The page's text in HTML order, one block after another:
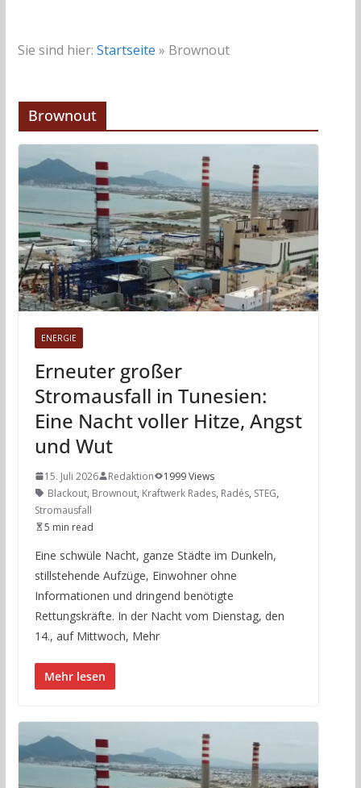
Sie sind hier: Startseite » Brownout
Brownout
ENERGIE
Erneuter großer
Stromausfall in Tunesien:
Eine Nacht voller Hitze, Angst
und Wut
15. Juli 2026 Redaktion
1999 Views
Blackout, Brownout, Kraftwerk Rades, Radés, STEG,
Stromausfall
5 min read
Eine schwüle Nacht, ganze Städte im Dunkeln,
stillstehende Aufzüge, Einwohner ohne
Informationen und dringend benötigte
Rettungskräfte. In der Nacht vom Dienstag, den
14., auf Mittwoch, Mehr
Mehr lesen